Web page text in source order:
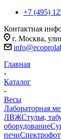
+7 (495)
Контактная
г. Москва,
Главная
-
Каталог
-
Весы
Лабораторная
ЛВЖСтулья,
оборудование
печи